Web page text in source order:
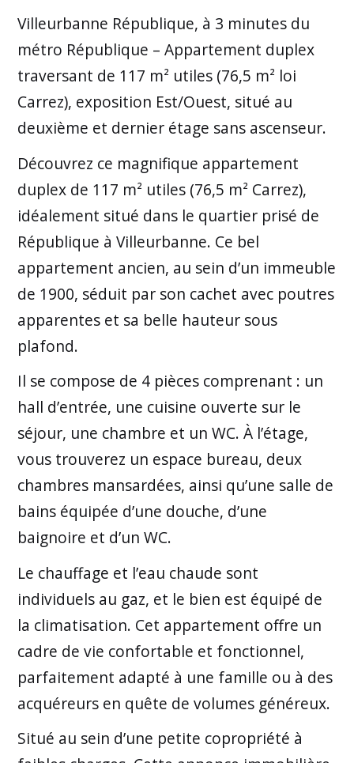
Villeurbanne République, à 3 minutes du
métro République – Appartement duplex
traversant de 117 m² utiles (76,5 m² loi
Carrez), exposition Est/Ouest, situé au
deuxième et dernier étage sans ascenseur.
Découvrez ce magnifique appartement
duplex de 117 m² utiles (76,5 m² Carrez),
idéalement situé dans le quartier prisé de
République à Villeurbanne. Ce bel
appartement ancien, au sein d’un immeuble
de 1900, séduit par son cachet avec poutres
apparentes et sa belle hauteur sous
plafond.
Il se compose de 4 pièces comprenant : un
hall d’entrée, une cuisine ouverte sur le
séjour, une chambre et un WC. À l’étage,
vous trouverez un espace bureau, deux
chambres mansardées, ainsi qu’une salle de
bains équipée d’une douche, d’une
baignoire et d’un WC.
Le chauffage et l’eau chaude sont
individuels au gaz, et le bien est équipé de
la climatisation. Cet appartement offre un
cadre de vie confortable et fonctionnel,
parfaitement adapté à une famille ou à des
acquéreurs en quête de volumes généreux.
Situé au sein d’une petite copropriété à